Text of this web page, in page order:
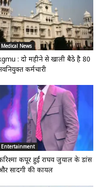
Medical News
: दो महीने से खाली बैठे है 80
कर्मचारी
Entertainment
कपूर हुईं राघव जुयाल के डांस
सादगी की कायल